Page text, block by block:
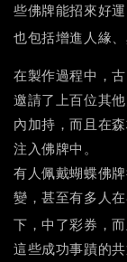
些佛牌能招來好
也包括增進人緣
在製作過程中，
邀請了上百位其
內加持，而且在
注入佛牌中。
有人佩戴蝴蝶佛
變，甚至有多人
下，中了彩券 ，
這些成功事蹟的